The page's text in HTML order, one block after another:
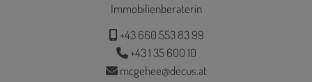
Immobilienberaterin
+43 660 553 83 99
+43 1 35 600 10
mcgehee@decus.at